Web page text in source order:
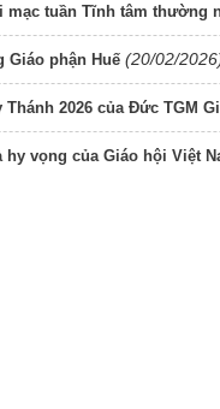
tuần Tĩnh tâm thường
Giáo phận Huế (20/02/
2026 của Đức TGM
vọng của Giáo hội Việt